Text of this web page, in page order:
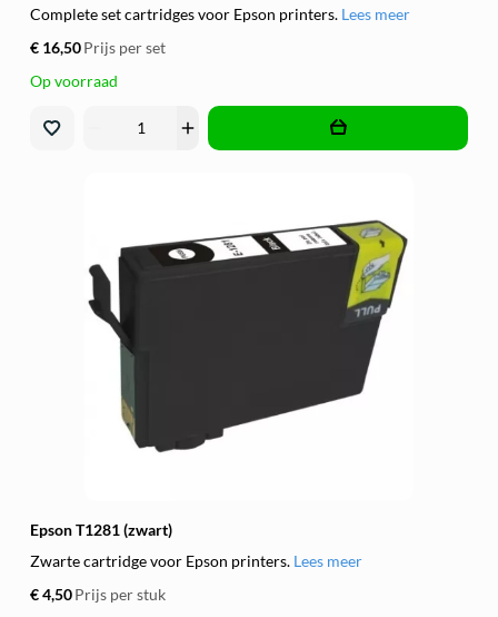
Complete set cartridges voor Epson printers. Lees meer
€ 16,50Prijs per set
Op voorraad
add
Epson T1281 (zwart)
Zwarte cartridge voor Epson printers. Lees meer
€ 4,50Prijs per stuk